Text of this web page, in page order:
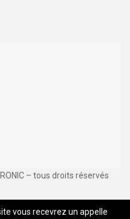
– tous droits réservés
vous recevrez un appelle